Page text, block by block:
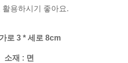
활용하시기 좋아요.
로 3 * 세로 8cm
소재 : 면